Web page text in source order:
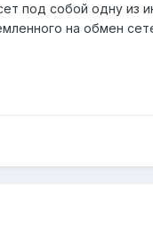
под собой одну из
на обмен